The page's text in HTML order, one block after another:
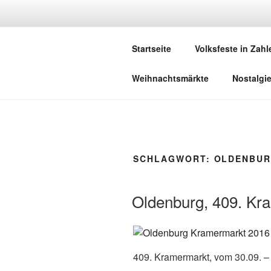
Startseite Volksfeste in
Weihnachtsmärkte Nostalgie
SCHLAGWORT:
Oldenburg, 409.
409. Kramermarkt, vom 30.09.